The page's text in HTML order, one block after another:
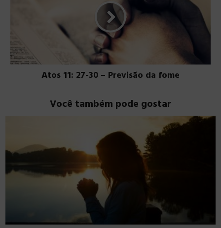
Atos 11: 27-30 – Previsão da fome
Você também pode gostar